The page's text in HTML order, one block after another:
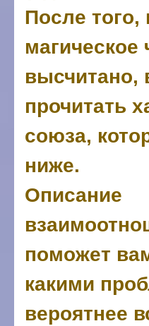
После того,
высчитано,
прочитать
союза,
ниже.
Описание
поможет
какими
вероятнее